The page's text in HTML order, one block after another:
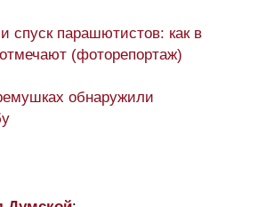
парашютистов: как в
(фоторепортаж)
обнаружили